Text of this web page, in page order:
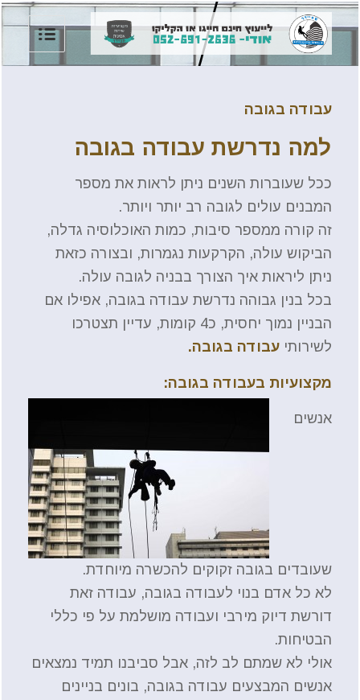
עבודה בגובה
למה נדרשת עבודה בגובה
ככל שעוברות השנים ניתן לראות את מספר
המבנים עולים לגובה רב יותר ויותר.
זה קורה ממספר סיבות, כמות האוכלוסיה גדלה,
הביקוש עולה, הקרקעות נגמרות, ובצורה כזאת
ניתן ליראות איך הצורך בבניה לגובה עולה.
בכל בנין גבוהה נדרשת עבודה בגובה, אפילו אם
הבניין נמוך יחסית, כ4 קומות, עדיין תצטרכו
לשירותיעבודה בגובה.
מקצועיות בעבודה בגובה:
אנשים
שעובדים בגובה זקוקים להכשרה מיוחדת.
לא כל אדם בנוי לעבודה בגובה, עבודה זאת
דורשת דיוק מירבי ועבודה מושלמת על פי כללי
הבטיחות.
אולי לא שמתם לב לזה, אבל סביבנו תמיד נמצאים
אנשים המבצעים עבודה בגובה, בונים בניינים